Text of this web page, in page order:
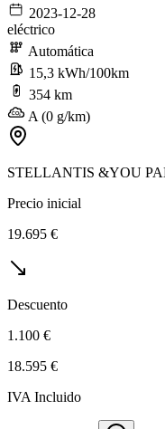
2023-12-28
eléctrico
Automática
15,3 kWh/100km
354 km
A (0 g/km)
STELLANTIS &YOU
Precio inicial
19.695 €
Descuento
1.100 €
18.595 €
IVA Incluido